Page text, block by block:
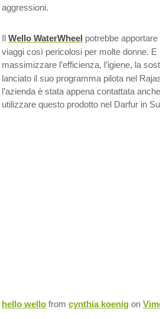
aggressioni.
Wello WaterWheel potrebbe
viaggi così pericolosi per molte donne. E
massimizzare l’efficienza, l’igiene, la
lanciato il suo programma pilota nel
l’azienda è stata appena contattata
utilizzare questo prodotto nel Darfur in
hello wello from cynthia koenig on